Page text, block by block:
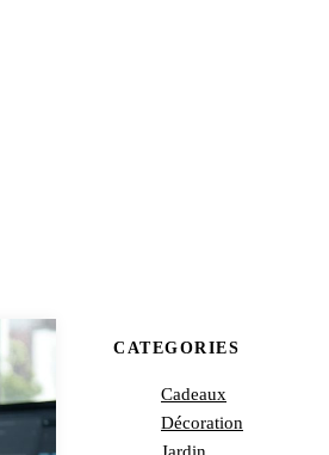
CATEGORIES
Cadeaux
Décoration
Jardin